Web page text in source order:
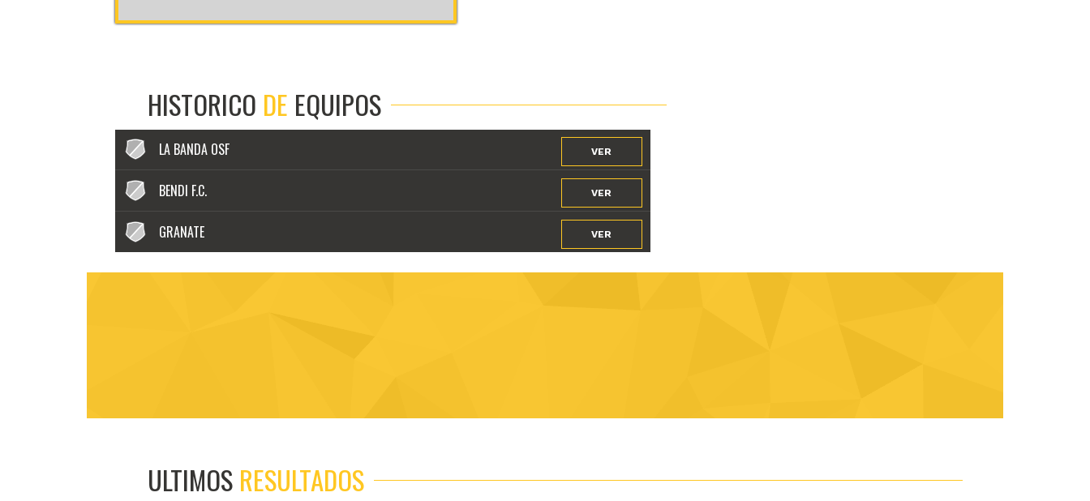
HISTORICO DE EQUIPOS
LA BANDA OSF VER
BENDI F.C. VER
GRANATE VER
ULTIMOS RESULTADOS